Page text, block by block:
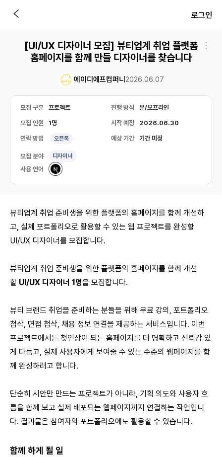
로그인
[UI/UX 디자이너 모집] 뷰티업계 취업 플랫폼
홈페이지를 함께 만들 디자이너를 찾습니다
에이디에프컴퍼니 2026.06.07
모집 구분 프로젝트 진행 방식 온/오프라인
모집 인원 1명 시작 예정 2026.06.30
연락 방법 오픈톡 예상 기간 기간 미정
모집 분야 디자이너
사용 언어
뷰티업계 취업 준비생을 위한 플랫폼의 홈페이지를 함께 개선하
고, 실제 포트폴리오로 활용할 수 있는 웹 프로젝트를 완성할
UI/UX 디자이너를 모집합니다.
뷰티업계 취업 준비생을 위한 플랫폼의 홈페이지를 함께 개선
할 UI/UX 디자이너 1명을 모집합니다.
뷰티 브랜드 취업을 준비하는 분들을 위해 무료 강의, 포트폴리오
첨삭, 면접 첨삭, 채용 정보 연결을 제공하는 서비스입니다. 이번
프로젝트에서는 첫인상이 되는 홈페이지를 더 명확하고 신뢰감 있
게 다듬고, 실제 사용자에게 보여줄 수 있는 수준의 웹페이지를 함
께 완성하려고 합니다.
단순히 시안만 만드는 프로젝트가 아니라, 기획 의도와 사용자 흐
름을 함께 보고 실제 배포되는 웹페이지까지 연결하는 작업입니
다. 결과물은 참여자의 포트폴리오에도 활용할 수 있습니다.
함께 하게 될 일